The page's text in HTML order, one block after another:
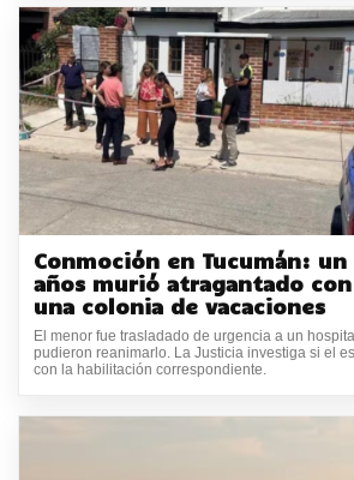
Conmoción en Tucumán:
años murió atragantado
una colonia de vacaciones
El menor fue trasladado de urgencia a un
pudieron reanimarlo. La Justicia investiga si el
con la habilitación correspondiente.